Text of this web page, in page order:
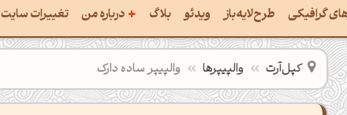
گرافیکی
پالت از تصویر
رنگ‌ها باهم
طرح‌لایه‌باز ویدئو بلاگ + درباره من
درباره‌من
سفارش پروژه
تغییرات سایت
کپل‌آرت والپیپرها والپیپر ساده دارک